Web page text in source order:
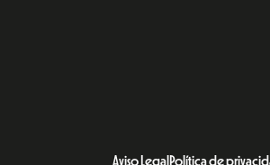
Aviso Legal Política de